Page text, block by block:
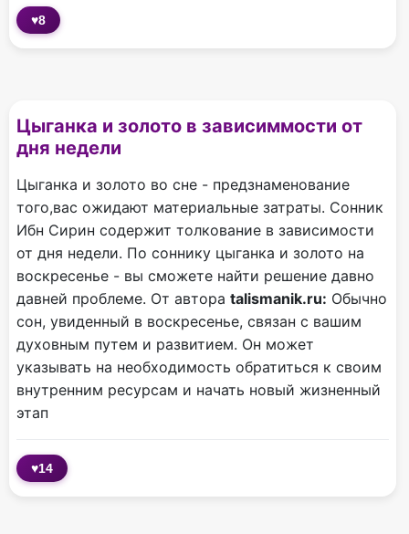
♥8
Цыганка и золото в зависиммости от
дня недели
Цыганка и золото во сне - предзнаменование
того,вас ожидают материальные затраты. Сонник
Ибн Сирин содержит толкование в зависимости
от дня недели. По соннику цыганка и золото на
воскресенье - вы сможете найти решение давно
давней проблеме. От автора talismanik.ru: Обычно
сон, увиденный в воскресенье, связан с вашим
духовным путем и развитием. Он может
указывать на необходимость обратиться к своим
внутренним ресурсам и начать новый жизненный
этап
♥14